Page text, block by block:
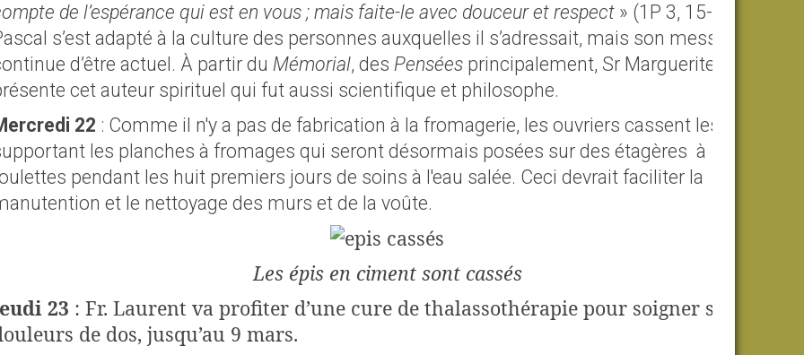
de l’espérance qui est en vous ; mais faite-le avec douceur et respect » (1P 3, 15-16).
s’est adapté à la culture des personnes auxquelles il s’adressait, mais son message
d’être actuel. À partir du Mémorial, des Penséesprincipalement, Sr Marguerite nous
cet auteur spirituel qui fut aussi scientifique et philosophe.
22 : Comme il n'y a pas de fabrication à la fromagerie, les ouvriers cassent les épis
les planches à fromages qui seront désormais posées sur des étagères à
pendant les huit premiers jours de soins à l'eau salée. Ceci devrait faciliter la
et le nettoyage des murs et de la voûte.
Les épis en ciment sont cassés
23 : Fr. Laurent va profiter d’une cure de thalassothérapie pour soigner ses
de dos, jusqu’au 9 mars.